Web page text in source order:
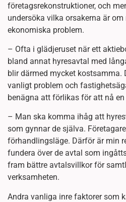
företagsrekonstruktioner, och
undersöka vilka orsakerna är
ekonomiska problem.
– Ofta i glädjeruset när ett
bland annat hyresavtal med
blir därmed mycket kostsamma.
vanligt problem och
benägna att förlikas för att nå
– Man ska komma ihåg att
som gynnar de själva.
förhandlingsläge. Därför är min
fundera över de avtal som
fram bättre avtalsvillkor för
verksamheten.
Andra vanliga inre faktorer som